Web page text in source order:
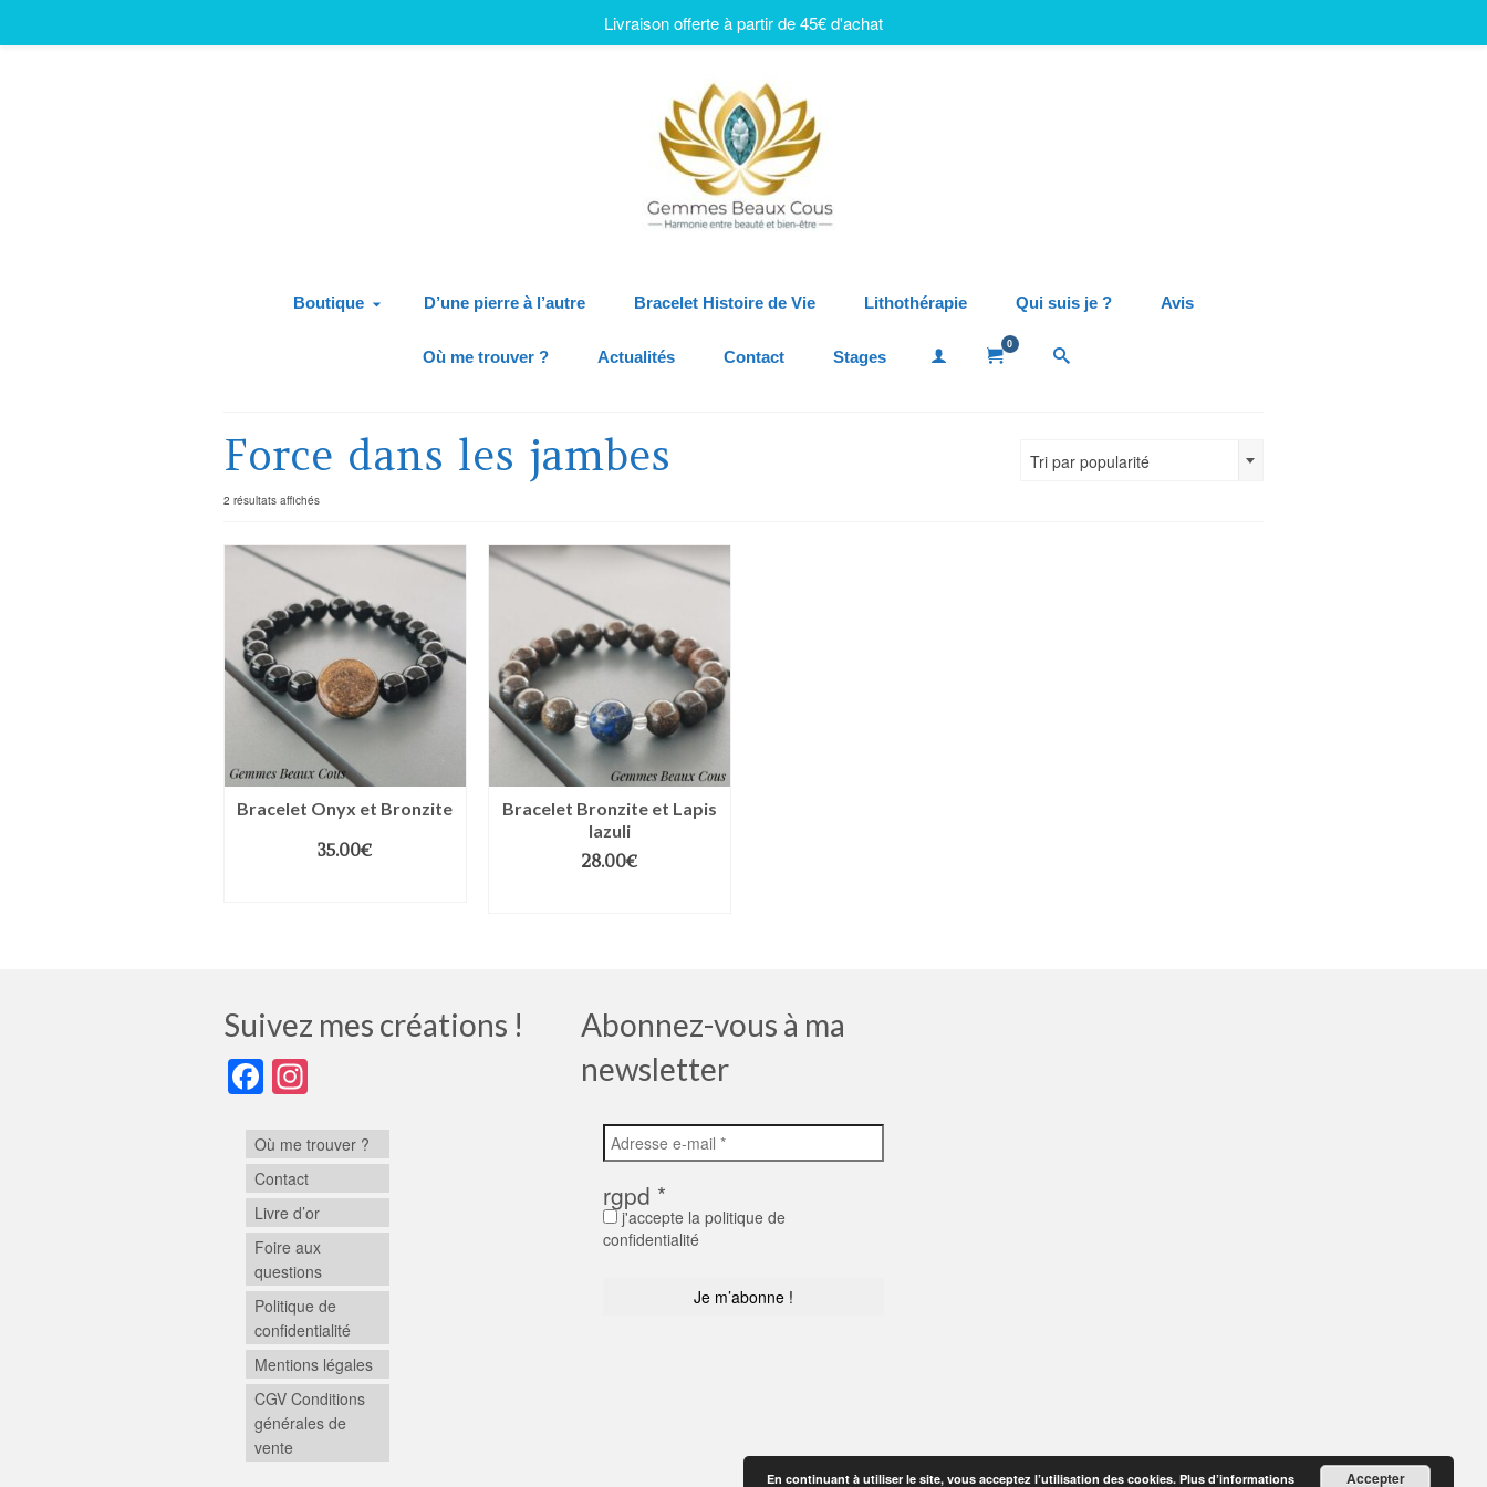
Boutique D’une pierre à l’autre Bracelet Histoire de Vie Lithothérapie Qui suis je ? Avis
Où me trouver ? Actualités Contact Stages
0
Force dans les jambes
2 résultats affichés
Tri par popularité
Bracelet Onyx et Bronzite
35.00€
Bracelet Bronzite et Lapis
lazuli
28.00€
Suivez mes créations !
Facebook
Où me trouver ?
Contact
Livre d’or
Foire aux
questions
Politique de
confidentialité
Mentions légales
CGV Conditions
générales de
vente
Abonnez-vous à ma
newsletter
rgpd *
j'accepte la politique de
confidentialité
Livraison offerte à partir de 45€ d'achat
En continuant à utiliser le site, vous acceptez l’utilisation des cookies. Plus d’informations Accepter